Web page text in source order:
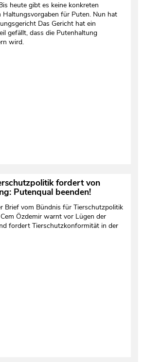
heute gibt es keine konkreten
Haltungsvorgaben für Puten. Nun hat
Das Gericht hat ein
gefällt, dass die Putenhaltung
wird.
fordert von
Putenqual beenden!
Brief vom Bündnis für Tierschutzpolitik
Özdemir warnt vor Lügen der
fordert Tierschutzkonformität in der